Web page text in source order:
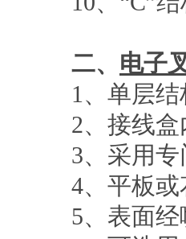
二、 电子
1、单层
2、接线
3、采用
4、平板
5、表面